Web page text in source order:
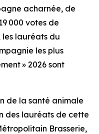
acharnée, de
000 votes de
les lauréats du
les plus
» 2026 sont
de la santé animale
des lauréats de cette
Brasserie,